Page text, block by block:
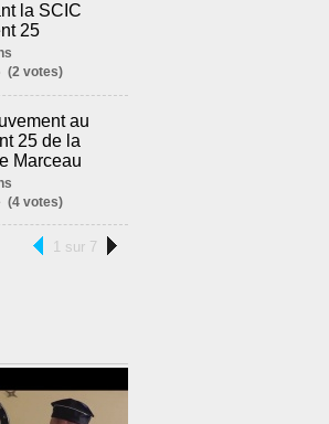
la SCIC
25
(2 votes)
au
25 de la
Marceau
(4 votes)
1 sur 7